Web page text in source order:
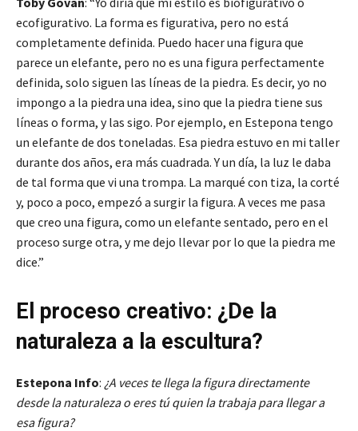
ecofigurativo. La forma es figurativa, pero no está
completamente definida. Puedo hacer una figura que
parece un elefante, pero no es una figura perfectamente
definida, solo siguen las líneas de la piedra. Es decir, yo no
impongo a la piedra una idea, sino que la piedra tiene sus
líneas o forma, y las sigo. Por ejemplo, en Estepona tengo
un elefante de dos toneladas. Esa piedra estuvo en mi taller
durante dos años, era más cuadrada. Y un día, la luz le daba
de tal forma que vi una trompa. La marqué con tiza, la corté
y, poco a poco, empezó a surgir la figura. A veces me pasa
que creo una figura, como un elefante sentado, pero en el
proceso surge otra, y me dejo llevar por lo que la piedra me
dice.”
El proceso creativo: ¿De la
naturaleza a la escultura?
Estepona Info: ¿A veces te llega la figura directamente
desde la naturaleza o eres tú quien la trabaja para llegar a
esa figura?